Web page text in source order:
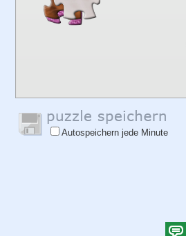
Autospeichern jede Minute